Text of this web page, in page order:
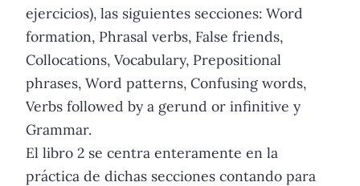
ejercicios), las siguientes secciones: Word
formation, Phrasal verbs, False friends,
Collocations, Vocabulary, Prepositional
phrases, Word patterns, Confusing words,
Verbs followed by a gerund or infinitive y
Grammar.
El libro 2 se centra enteramente en la
práctica de dichas secciones contando para